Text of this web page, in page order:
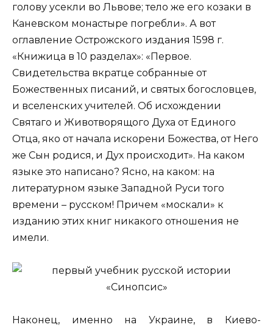
голову усекли во Львове; тело же его козаки в
Каневском монастыре погребли». А вот
оглавление Острожского издания 1598 г.
«Книжица в 10 разделах»: «Первое.
Свидетельства вкратце собранные от
Божественных писаний, и святых богословцев,
и вселенских учителей. Об исхождении
Святаго и Животворящого Духа от Единого
Отца, яко от начала искорени Божества, от Него
же Сын родися, и Дух происходит». На каком
языке это написано? Ясно, на каком: на
литературном языке Западной Руси того
времени – русском! Причем «москали» к
изданию этих книг никакого отношения не
имели.
Наконец, именно на Украине, в Киево-